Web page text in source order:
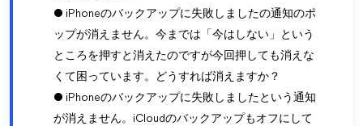
● iPhoneのバックアップに失敗しましたの通知のポ
ップが消えません。今までは「今はしない」という
ところを押すと消えたのですが今回押しても消えな
くて困っています。どうすれば消えますか？
● iPhoneのバックアップに失敗しましたという通知
が消えません。iCloudのバックアップもオフにして